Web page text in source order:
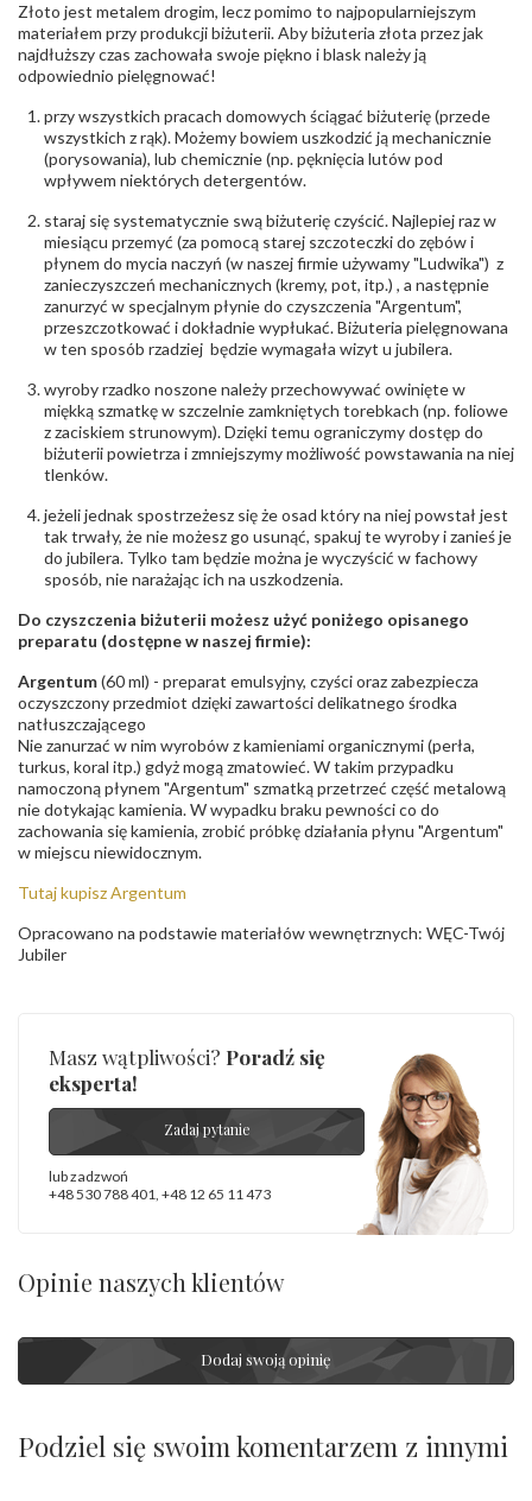
Masa
diamentów
(łącznie):
0.08 ct
Barwa:
Czystość: VS
POZOSTAŁE KAMIENIE
Rodzaje
Liczba kamieni
Granat - 2 szt.
Szlif kamieni
Princessa kwadrat
Masa kamieni
(łącznie):
ok. 0.48 ct.
INNE PARAMETRY
Producent
odpowiedzialny:
WĘC-Twój Jubiler S.C. Artur Węc, Małgorzata
Suchan, ul. Kurczaba 3, 30-868 Kraków; NIP:
679-25-92-107; sklep@wec.com.pl
Bezpieczeństwo
- rodzaj
ostrzeżenia:
Nie nadaje się dla dzieci w wieku poniżej 3 lat
,Elementy w wyrobie wykonane z białego złota
Złoto jest metalem drogim, lecz pomimo to najpopularniejszym
materiałem przy produkcji biżuterii. Aby biżuteria złota przez jak
najdłuższy czas zachowała swoje piękno i blask należy ją
odpowiednio pielęgnować!
przy wszystkich pracach domowych ściągać biżuterię (przede
wszystkich z rąk). Możemy bowiem uszkodzić ją mechanicznie
(porysowania), lub chemicznie (np. pęknięcia lutów pod
wpływem niektórych detergentów.
staraj się systematycznie swą biżuterię czyścić. Najlepiej raz w
miesiącu przemyć (za pomocą starej szczoteczki do zębów i
płynem do mycia naczyń (w naszej firmie używamy "Ludwika") z
zanieczyszczeń mechanicznych (kremy, pot, itp.) , a następnie
zanurzyć w specjalnym płynie do czyszczenia "Argentum",
przeszczotkować i dokładnie wypłukać. Biżuteria pielęgnowana
w ten sposób rzadziej będzie wymagała wizyt u jubilera.
wyroby rzadko noszone należy przechowywać owinięte w
miękką szmatkę w szczelnie zamkniętych torebkach (np. foliowe
z zaciskiem strunowym). Dzięki temu ograniczymy dostęp do
biżuterii powietrza i zmniejszymy możliwość powstawania na niej
tlenków.
jeżeli jednak spostrzeżesz się że osad który na niej powstał jest
tak trwały, że nie możesz go usunąć, spakuj te wyroby i zanieś je
do jubilera. Tylko tam będzie można je wyczyścić w fachowy
sposób, nie narażając ich na uszkodzenia.
Do czyszczenia biżuterii możesz użyć poniżego opisanego
preparatu (dostępne w naszej firmie):
Argentum(60 ml) - preparat emulsyjny, czyści oraz zabezpiecza
oczyszczony przedmiot dzięki zawartości delikatnego środka
natłuszczającego
Nie zanurzać w nim wyrobów z kamieniami organicznymi (perła,
turkus, koral itp.) gdyż mogą zmatowieć. W takim przypadku
namoczoną płynem "Argentum" szmatką przetrzeć część metalową
nie dotykając kamienia. W wypadku braku pewności co do
zachowania się kamienia, zrobić próbkę działania płynu "Argentum"
w miejscu niewidocznym.
Tutaj kupisz Argentum
Opracowano na podstawie materiałów wewnętrznych: WĘC-Twój
Jubiler
Masz wątpliwości? Poradź się
eksperta!
Zadaj pytanie
lub zadzwoń
+48 530 788 401 +48 12 65 11 473
Opinie naszych klientów
Dodaj swoją opinię
Podziel się swoim komentarzem z innymi